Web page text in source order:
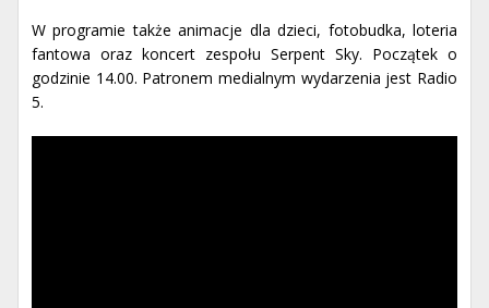
W programie także animacje dla dzieci, fotobudka, loteria
fantowa oraz koncert zespołu Serpent Sky. Początek o
godzinie 14.00. Patronem medialnym wydarzenia jest Radio
5.